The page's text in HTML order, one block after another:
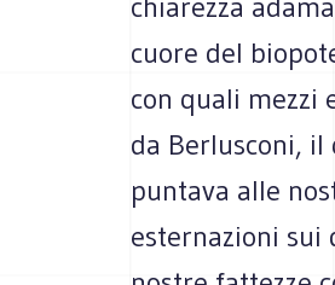
cuore del
con quali mezzi
da Berlusconi,
puntava alle
esternazioni